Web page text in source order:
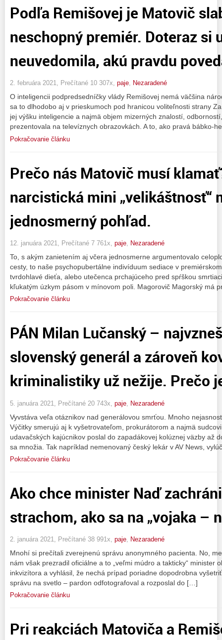
Podľa Remišovej je Matovič
neschopný premiér. Doteraz si
neuvedomila, akú pravdu
2. februára 2021, Prečítané 10 307x, paje, Nezaradené
O inteligencii podpredsedníčky vlády Remišovej nemá väčšina
sa to dlhodobo aj v prieskumoch pod hranicou voliteľnosti strany
jej výšku inteligencie a najmä objem mizerných znalostí,
prezentovala na televíznych obrazovkách. A to, ako pravá bábko-
Pokračovanie článku
Prečo nás Matovič musí
narcistická mini „velikáštnosť“
jednosmerný pohľad.
12. januára 2021, Prečítané 7 761x, paje, Nezaradené
To, s akým zanietením aj včera jednosmerne argumentovalo
cesty, to naše psychopubertálne indivíduum sediace v
tvrdohlavé dieťa, alebo utečenca prchajúceho pred spŕškou
kľukatým úzkym pásom v mínovom poli. Magorovič Magorský má
Pokračovanie článku
PÁN Milan Lučanský –
slovenský generál a zároveň
kriminalistiky už nežije. Prečo
5. januára 2021, Prečítané 20 743x, paje Nezaradené
Vyvstáva veľa otáznikov nad generálovou smrťou. Mnoho
Výčitky smerujú aj k vyšetrovateľom, prokurátorom a najmä
udavačských kajúcnikov poslal do zapadákovej kolúznej väzby až
sa množia. Tak napríklad nemenovaný český lekár v AV News,
Pokračovanie článku
Ako chce minister Naď
strachom, ako sa na „vojaka –
2. januára 2021, Prečítané 38 991x, paje, Nezaradené
Mnohí si prečítali zverejnenú správu anonymného pacienta. No,
nám však prezradil oficiálne a to „veľmi múdro a takticky“ minister
inkvizítora a vyhlásil, že nechá prípad poriadne dopodrobna
správu na svetlo – pardon odfotografoval a rozposlal do […]
Pokračovanie článku
Pri reakciách Matoviča a